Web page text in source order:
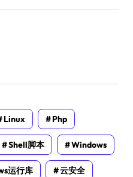
Linux Php
Shell脚本 Windows
运行库 云安全